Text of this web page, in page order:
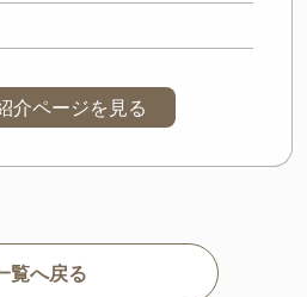
介ページを見る
覧へ戻る